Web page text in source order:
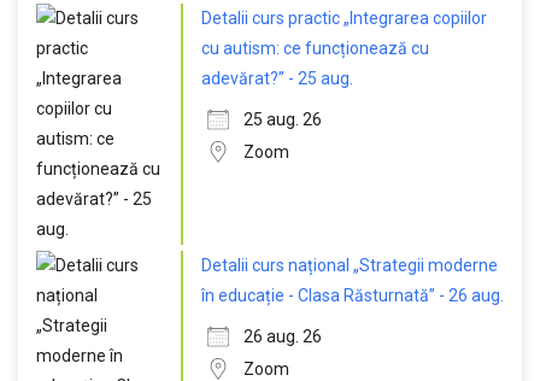
Detalii curs practic „Integrarea copiilor
cu autism: ce funcționează cu
adevărat?” - 25 aug.
25 aug. 26
Zoom
Detalii curs național „Strategii moderne
în educație - Clasa Răsturnată” - 26 aug.
26 aug. 26
Zoom